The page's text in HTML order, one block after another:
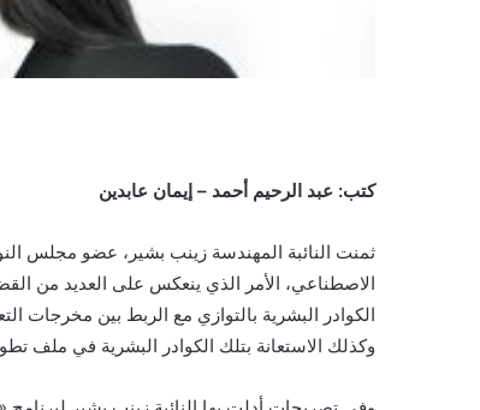
كتب: عبد الرحيم أحمد – إيمان عابدين
ثمنت النائبة المهندسة زينب بشير، عضو مجلس
الاصطناعي، الأمر الذي ينعكس على العديد من
الكوادر البشرية بالتوازي مع الربط بين مخرجات
وكذلك الاستعانة بتلك الكوادر البشرية في ملف